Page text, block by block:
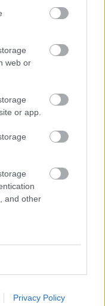
web or
or app.
and other
Privacy Policy
στις παραλίες
ο
τις
Ποιοι παίρνουν
Στο 401
ΔΙΑΣ – Πώς
τουριστών
του Πειραιά
της: Γιατί